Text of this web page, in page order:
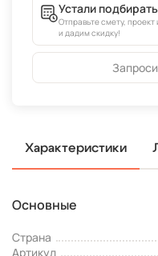
Устали
Отправьте смету,
и дадим скидку!
Характеристики
Основные
Страна
Артикул